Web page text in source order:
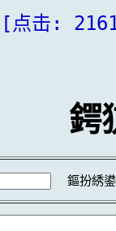
[点击:
鍔
鏂扮綉